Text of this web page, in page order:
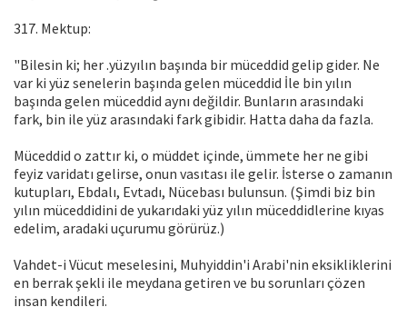
317. Mektup:
"Bilesin ki; her .yüzyılın başında bir müceddid gelip gider. Ne
var ki yüz senelerin başında gelen müceddid İle bin yılın
başında gelen müceddid aynı değildir. Bunların arasındaki
fark, bin ile yüz arasındaki fark gibidir. Hatta daha da fazla.
Müceddid o zattır ki, o müddet içinde, ümmete her ne gibi
feyiz varidatı gelirse, onun vasıtası ile gelir. İsterse o zamanın
kutupları, Ebdalı, Evtadı, Nücebası bulunsun. (Şimdi biz bin
yılın müceddidini de yukarıdaki yüz yılın müceddidlerine kıyas
edelim, aradaki uçurumu görürüz.)
Vahdet-i Vücut meselesini, Muhyiddin'i Arabi'nin eksikliklerini
en berrak şekli ile meydana getiren ve bu sorunları çözen
insan kendileri.